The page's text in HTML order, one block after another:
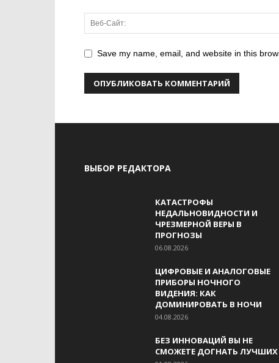
Save my name, email, and website in this
ВЫБОР РЕДАКТОРА
КАТАСТРОФЫ
НЕДАЛЬНОВИДНОСТИ И
ЧРЕЗМЕРНОЙ ВЕРЫ В
ПРОГНОЗЫ
06.08.2026
ЦИФРОВЫЕ И АНАЛОГОВЫЕ
ПРИБОРЫ НОЧНОГО
ВИДЕНИЯ: КАК
ДОМИНИРОВАТЬ В НОЧИ
04.08.2026
БЕЗ ИННОВАЦИЙ ВЫ НЕ
СМОЖЕТЕ ДОГНАТЬ ЛУЧШИХ